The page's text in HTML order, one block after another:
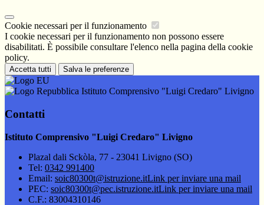
Cookie necessari per il funzionamento
I cookie necessari per il funzionamento non possono essere
disabilitati. È possibile consultare l'elenco nella pagina della cookie
policy.
Accetta tutti Salva le preferenze
Istituto Comprensivo "Luigi Credaro" Livigno
Contatti
Istituto Comprensivo "Luigi Credaro" Livigno
Plazal dali Sckòla, 77 - 23041 Livigno (SO)
Tel: 0342 991400
Email: soic80300t@istruzione.itLink per inviare una mail
PEC: soic80300t@pec.istruzione.itLink per inviare una mail
C.F.: 83004310146